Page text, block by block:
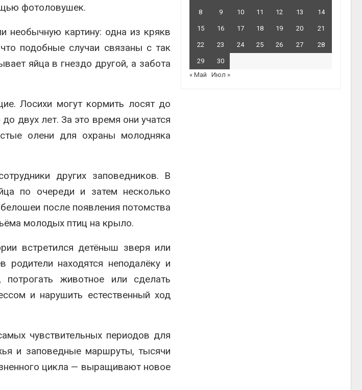
фотоловушек.
необычную картину: одна из крякв
подобные случаи связаны с так
яйца в гнездо другой, а забота
Лосихи могут кормить лосят до
двух лет. За это время они учатся
олени для охраны молодняка
других заповедников. В
по очереди и затем несколько
после появления потомства
молодых птиц на крыло.
встретился детёныш зверя или
находятся неподалёку и
животное или сделать
и нарушить естественный ход
чувствительных периодов для
и заповедные маршруты, тысячи
цикла — выращивают новое
8 9 10 11 12 13 14
15 16 17 18 19 20 21
22 23 24 25 26 27 28
29
30
« Май
Июл »